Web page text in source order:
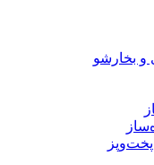
و بخارشو